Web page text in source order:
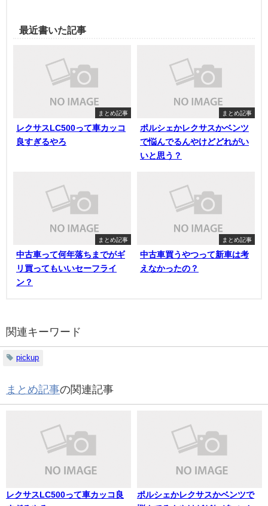
最近書いた記事
まとめ記事
レクサスLC500って車カッコ
良すぎるやろ
まとめ記事
ポルシェかレクサスかベンツ
で悩んでるんやけどどれがい
いと思う？
まとめ記事
中古車って何年落ちまでがギ
リ買ってもいいセーフライ
ン？
まとめ記事
中古車買うやつって新車は考
えなかったの？
関連キーワード
pickup
まとめ記事の関連記事
レクサスLC500って車カッコ良
ポルシェかレクサスかベンツで